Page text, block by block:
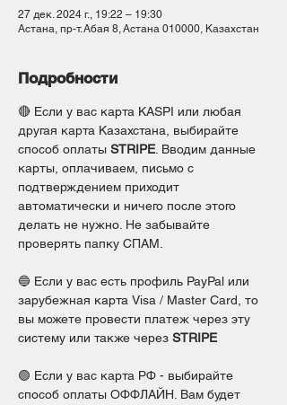
27 дек. 2024 г., 19:22 – 19:30
Астана, пр-т. Абая 8, Астана 010000, Казахстан
Подробности
🔴 Если у вас карта KASPI или любая
другая карта Казахстана, выбирайте
способ оплаты STRIPE. Вводим данные
карты, оплачиваем, письмо с
подтверждением приходит
автоматически и ничего после этого
делать не нужно. Не забывайте
проверять папку СПАМ.
🔵 Если у вас есть профиль PayPal или
зарубежная карта Visa / Master Card, то
вы можете провести платеж через эту
систему или также через STRIPE
🟢 Если у вас карта РФ - выбирайте
способ оплаты ОФФЛАЙН. Вам будет